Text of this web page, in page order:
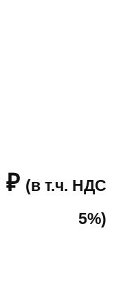
₽ (в т.ч. НДС
5%)